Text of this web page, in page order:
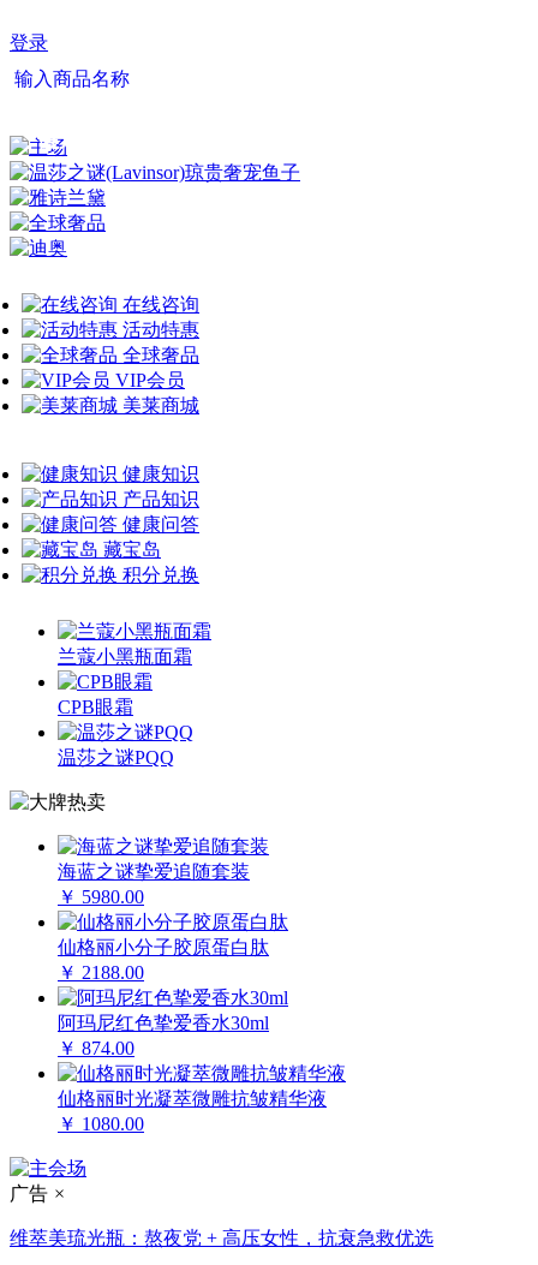
登录
输入商品名称
在线咨询
活动特惠
全球奢品
VIP会员
美莱商城
健康知识
产品知识
健康问答
藏宝岛
积分兑换
兰蔻小黑瓶面霜
CPB眼霜
温莎之谜PQQ
海蓝之谜挚爱追随套装
￥ 5980.00
仙格丽小分子胶原蛋白肽
￥ 2188.00
阿玛尼红色挚爱香水30ml
￥ 874.00
仙格丽时光凝萃微雕抗皱精华液
￥ 1080.00
广告 ×
维萃美琉光瓶：熬夜党 + 高压女性，抗衰急救优选
健康问答